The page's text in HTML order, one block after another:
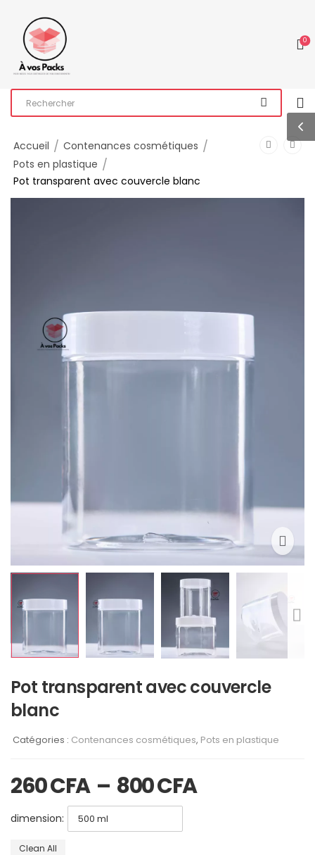
0
Accueil / Contenances cosmétiques /
Pots en plastique /
Pot transparent avec couvercle blanc
Pot transparent avec couvercle
blanc
Catégories : Contenances cosmétiques, Pots en plastique
260CFA – 800CFA
dimension:
Clean All